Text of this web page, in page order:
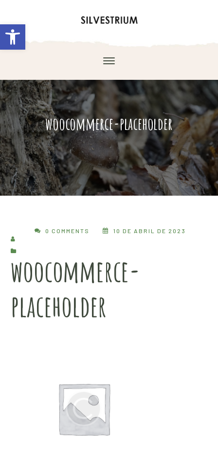
Abrir barra de herramientas
woocommerce-placeholder
0 COMMENTS 10 DE ABRIL DE 2023
woocommerce-
placeholder